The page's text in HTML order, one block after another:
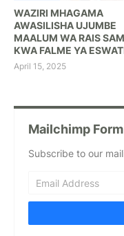
WAZIRI MHAGAMA
AWASILISHA UJUMBE
MAALUM WA RAIS
KWA FALME YA
April 15, 2025
Mailchimp Form
Subscribe to our